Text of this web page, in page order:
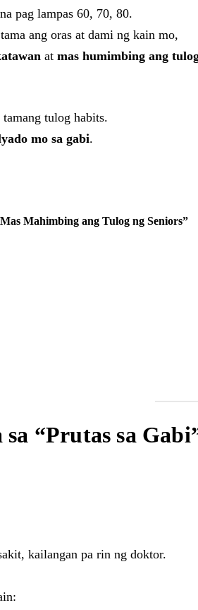
pag lampas 60, 70, 80.
ang oras at dami ng kain mo,
at mas humimbing ang
tulog habits.
mo sa gabi.
Mahimbing ang Tulog ng Seniors”
“Prutas sa
kailangan pa rin ng doktor.